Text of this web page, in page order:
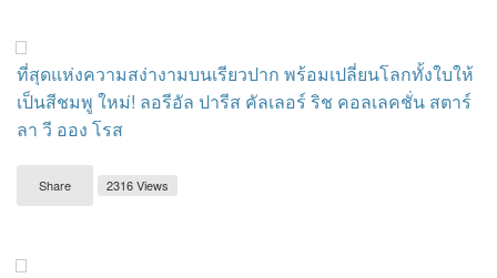
ที่สุดแห่งความสง่างามบนเรียวปาก พร้อมเปลี่ยนโลกทั้งใบให้
เป็นสีชมพู ใหม่! ลอรีอัล ปารีส คัลเลอร์ ริช คอลเลคชั่น สตาร์
ลา วี ออง โรส
Share 2316 Views